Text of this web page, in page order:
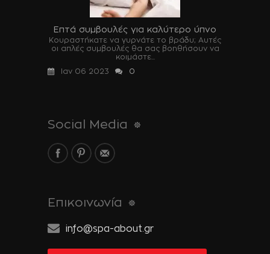
Επτά συμβουλές για καλύτερο ύπνο
Κουραστήκατε να γυρνάτε το βράδυ; Αυτές
οι απλές συμβουλές θα σας βοηθήσουν να
κοιμάστε...
Ιαν 06 2023
0
Social Media
Επικοινωνία
info@spa-about.gr